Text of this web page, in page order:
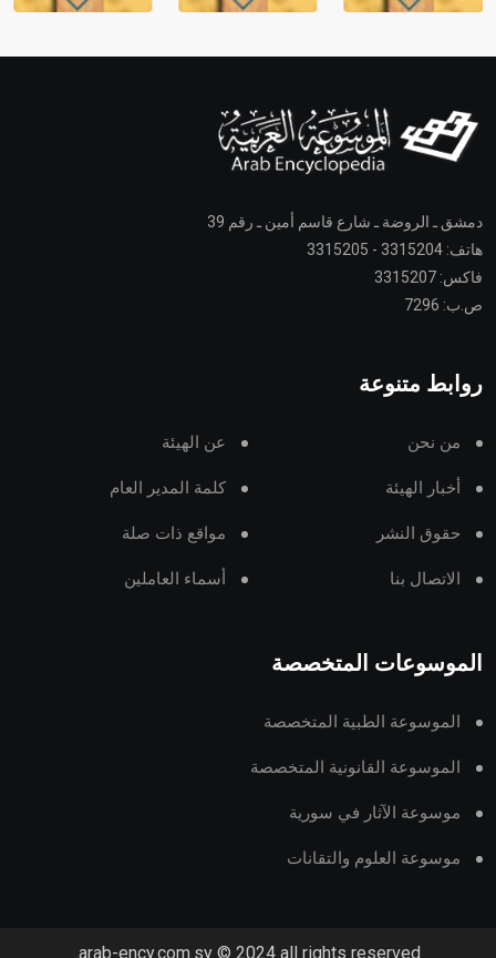
دمشق ـ الروضة ـ شارع قاسم أمين ـ رقم 39
هاتف: 3315204 - 3315205
فاكس: 3315207
ص.ب: 7296
روابط متنوعة
من نحن عن الهيئة
أخبار الهيئة كلمة المدير العام
حقوق النشر مواقع ذات صلة
الاتصال بنا أسماء العاملين
الموسوعات المتخصصة
الموسوعة الطبية المتخصصة
الموسوعة القانونية المتخصصة
موسوعة الآثار في سورية
موسوعة العلوم والتقانات
arab-ency.com.sy © 2024 all rights reserved.